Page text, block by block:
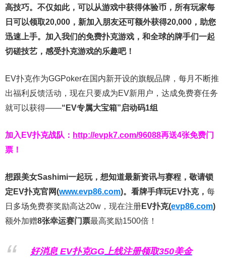
高技巧。不仅如此， 可以从游戏中获得体验币，所有玩家每
日可以领取20,000，新加入朋友还可额外获得20,000，助您
迅速上手。 加入我们的免费扑克游戏，和全球的牌手们一起
切磋技艺，感受扑克游戏的乐趣吧！
EV扑克作为GGPoker在国内新开设的旗舰品牌，每月不断推
出福利反馈活动，现在只要成为EV新用户，达成免费赛任务
就可以获得——“EV专属大宝箱”启动码1组
加入EV扑克战队： http://evpk7.com/96088再送4张免费门
票！
想跟美女Sashimi一起玩， 想知道最新资讯与赛程， 敬请锁
定EV扑克官网(www.evp86.com)。 看牌手痒玩EV扑克， 每
日多场免费赛奖励高达20w，现在注册EV扑克(evp86.com)
额外加赠8张幸运赛门票最高奖励1500倍！
好消息 EV扑克GG上线注册领取350美金